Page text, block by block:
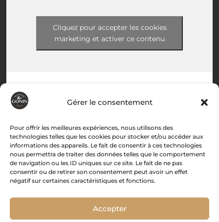
Gérer le consentement
Pour offrir les meilleures expériences, nous utilisons des
technologies telles que les cookies pour stocker et/ou accéder aux
informations des appareils. Le fait de consentir à ces technologies
nous permettra de traiter des données telles que le comportement
de navigation ou les ID uniques sur ce site. Le fait de ne pas
consentir ou de retirer son consentement peut avoir un effet
négatif sur certaines caractéristiques et fonctions.
Accepter
Cliquez pour accepter les cookies
marketing et activer ce contenu
Menu
Accueil
Histoire
Boutique
Associations